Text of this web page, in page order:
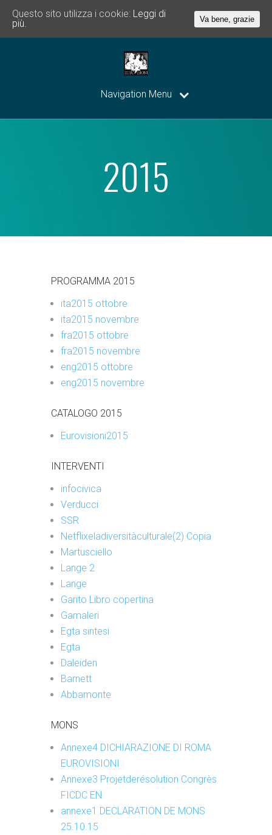
Navigation Menu
2015
PROGRAMMA 2015
ita2015 ottobre
ita2015 novembre
fra2015 ottobre
fra2015 novembre
eng2015 ottobre
eng2015 novembre
CATALOGO 2015
Eurovisioni2015
INTERVENTI
infocivica
Verducci
SSR
Netflixeladiversitàculturale(2) Copia
Martusciello
Lange 2
Lange
Garito Libro copertina
Gamaleri
Egta sintesi
Egta
Daleiden
Barnett
Abbamonte
MONS
Annexe4 DICHIARAZIONE DI ROMA
EUROVISIONI
Annexe3 Projetderésolution Congrès
FICDC EN
annexe1 DECLARATION DE MONS
25.10.15
Questo sito utilizza i cookie: Leggi di
più.
Va bene, grazie